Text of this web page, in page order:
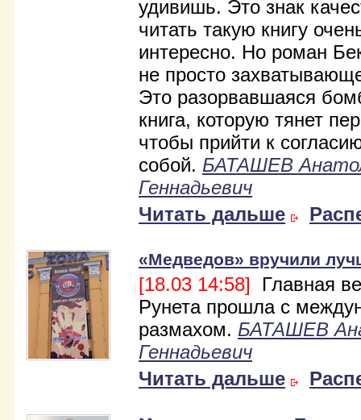
удивишь. Это знак
читать такую книгу
интересно. Но роман
не просто
Это разорвавшаяся
книга, которую тянет
чтобы прийти к
собой. БАТАШЕВ
Геннадьевич
Читать дальше
«Медведов» вручили
[18.03 14:58] Главная
Рунета прошла с
размахом. БАТАШЕВ
Геннадьевич
Читать дальше